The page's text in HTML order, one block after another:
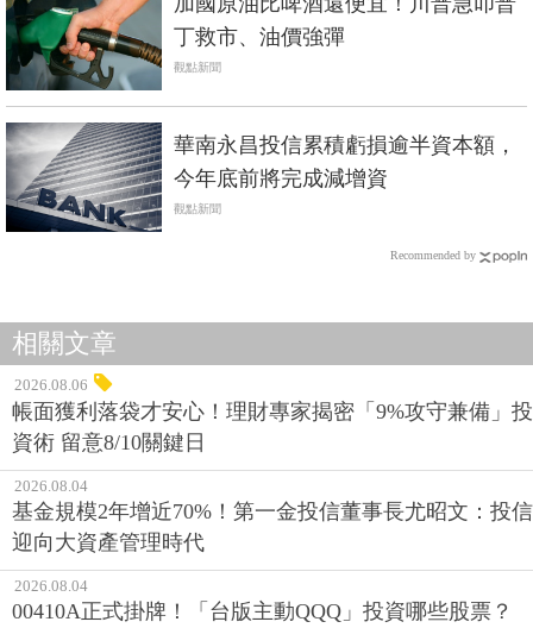
丁救市、油價強彈
觀點新聞
華南永昌投信累積虧損逾半資本額，
今年底前將完成減增資
觀點新聞
Recommended by
相關文章
2026.08.06
帳面獲利落袋才安心！理財專家揭密「9%攻守兼備」投
資術 留意8/10關鍵日
2026.08.04
基金規模2年增近70%！第一金投信董事長尤昭文：投信
迎向大資產管理時代
2026.08.04
00410A正式掛牌！「台版主動QQQ」投資哪些股票？